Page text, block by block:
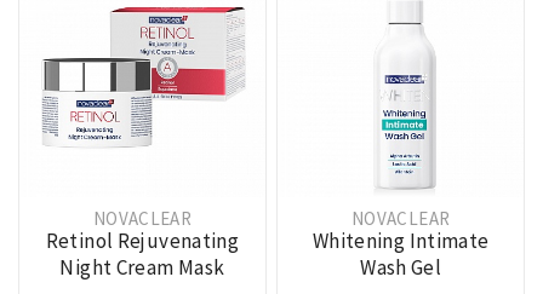
NOVACLEAR
Retinol Rejuvenating
Night Cream Mask
NOVACLEAR
Whitening Intimate
Wash Gel